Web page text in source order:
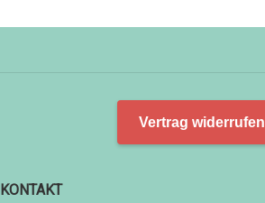
Vertrag widerrufen
KONTAKT